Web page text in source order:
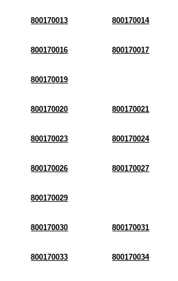
800170013 800170014
800170016 800170017
800170019
800170020 800170021
800170023 800170024
800170026 800170027
800170029
800170030 800170031
800170033 800170034